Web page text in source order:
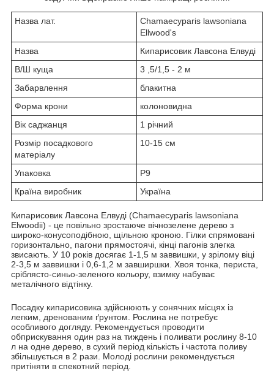
Назва лат.
Chamaecyparis lawsoniana
Ellwood's
Назва
Кипарисовик Лавсона Елвуді
В/Ш куща
3 ,5/1,5 - 2 м
Забарвлення
блакитна
Форма крони
колоновидна
Вік саджанця
1 річний
Розмір посадкового
матеріалу
10-15 см
Упаковка
Р9
Країна виробник
Україна
Кипарисовик Лавсона Елвуді (Chamaecyparis lawsoniana
Elwoodii) - це повільно зростаюче вічнозелене дерево з
широко-конусоподібною, щільною кроною. Гілки спрямовані
горизонтально, пагони прямостоячі, кінці пагонів злегка
звисають. У 10 років досягає 1-1,5 м заввишки, у зрілому віці
2-3,5 м заввишки і 0,6-1,2 м завширшки. Хвоя тонка, периста,
сріблясто-синьо-зеленого кольору, взимку набуває
металічного відтінку.
Посадку кипарисовика здійснюють у сонячних місцях із
легким, дренованим ґрунтом. Рослина не потребує
особливого догляду. Рекомендується проводити
обприскування один раз на тиждень і поливати рослину 8-10
л на одне дерево, в сухий період кількість і частота поливу
збільшується в 2 рази. Молоді рослини рекомендується
притіняти в спекотний період.